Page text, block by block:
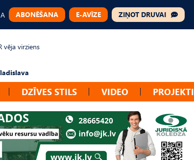
ABONĒŠANA E-AVĪZE ZIŅOT DRUVAI
vēja virziens
DZĪVES STILS VIDEO PROJEKTI